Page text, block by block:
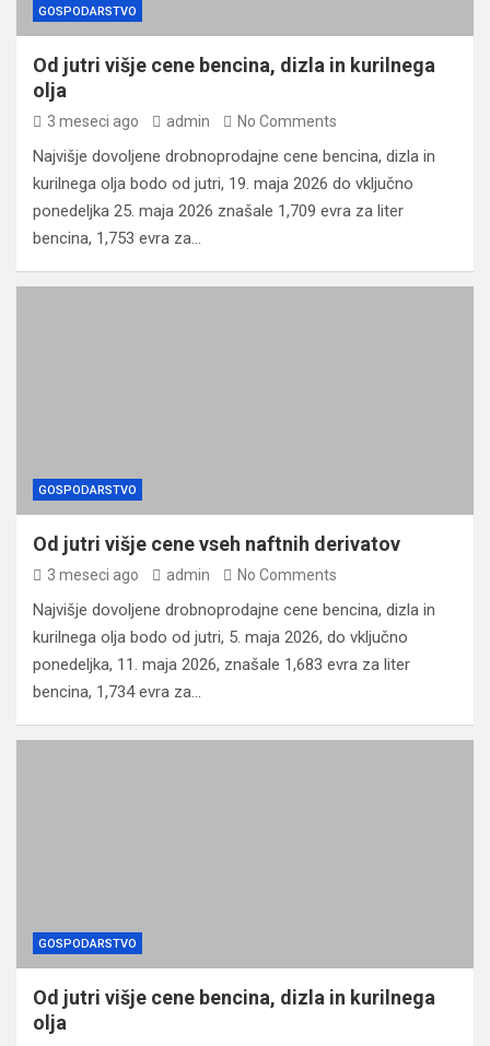
GOSPODARSTVO
Od jutri višje cene bencina, dizla in kurilnega
olja
3 meseci ago admin No Comments
Najvišje dovoljene drobnoprodajne cene bencina, dizla in
kurilnega olja bodo od jutri, 19. maja 2026 do vključno
ponedeljka 25. maja 2026 znašale 1,709 evra za liter
bencina, 1,753 evra za…
GOSPODARSTVO
Od jutri višje cene vseh naftnih derivatov
3 meseci ago admin No Comments
Najvišje dovoljene drobnoprodajne cene bencina, dizla in
kurilnega olja bodo od jutri, 5. maja 2026, do vključno
ponedeljka, 11. maja 2026, znašale 1,683 evra za liter
bencina, 1,734 evra za…
GOSPODARSTVO
Od jutri višje cene bencina, dizla in kurilnega
olja